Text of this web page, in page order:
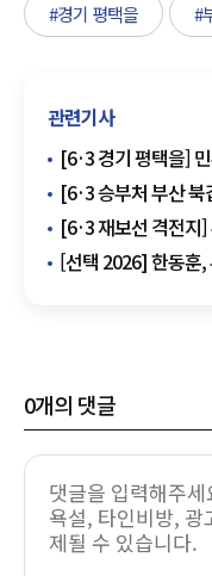
#경기 평택을 #
관련기사
[6·3 경기 평택을]
생활민심 반격이냐
[6·3 승부처 부산
완주가 흔드는 부산
[6·3 재보선 격전지]
3파전…영남 표심의
[선택 2026] 한동훈
0개의 댓글